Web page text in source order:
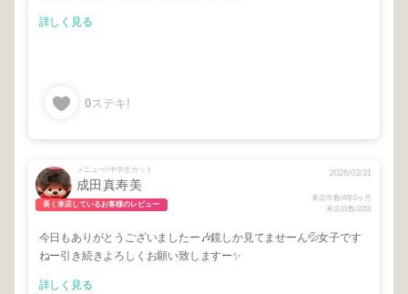
詳しく見る
0ステキ!
メニュー/ 中学生カット
成田真寿美
長く来店しているお客様のレビュー
2026/03/31
来店年数/4年0ヶ月
来店回数/22回
今日もありがとうございましたー🎶鏡しか見てませーん💦女子です
ねー引き続きよろしくお願い致しますー✨
詳しく見る